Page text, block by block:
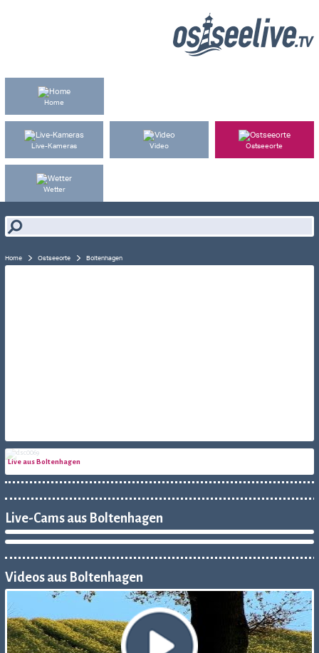
Home
Live-Kameras Video Ostseeorte
Wetter
Home Ostseeorte Boltenhagen
Live aus Boltenhagen
Live-Cams aus Boltenhagen
BOLTENHAGEN // WEBCAM KURPARK
Videos aus Boltenhagen